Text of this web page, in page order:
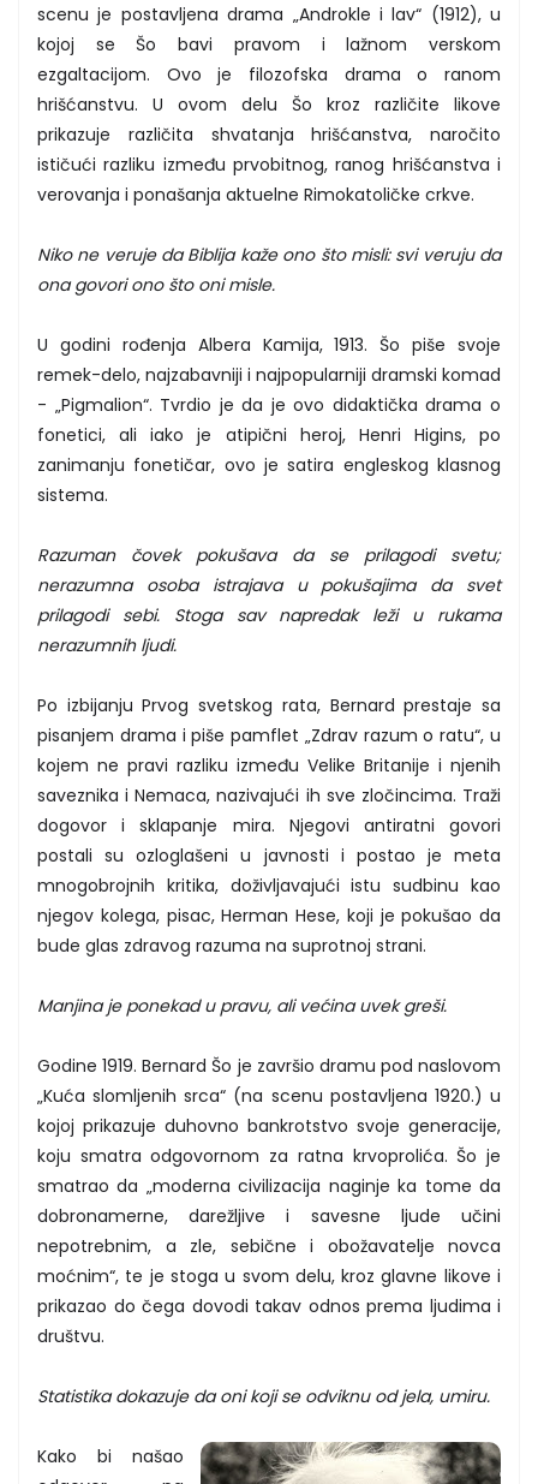
scenu je postavljena drama „Androkle i lav“ (1912), u
kojoj se Šo bavi pravom i lažnom verskom
ezgaltacijom. Ovo je filozofska drama o ranom
hrišćanstvu. U ovom delu Šo kroz različite likove
prikazuje različita shvatanja hrišćanstva, naročito
ističući razliku između prvobitnog, ranog hrišćanstva i
verovanja i ponašanja aktuelne Rimokatoličke crkve.
Niko ne veruje da Biblija kaže ono što misli: svi veruju da
ona govori ono što oni misle.
U godini rođenja Albera Kamija, 1913. Šo piše svoje
remek-delo, najzabavniji i najpopularniji dramski komad
- „Pigmalion“. Tvrdio je da je ovo didaktička drama o
fonetici, ali iako je atipični heroj, Henri Higins, po
zanimanju fonetičar, ovo je satira engleskog klasnog
sistema.
Razuman čovek pokušava da se prilagodi svetu;
nerazumna osoba istrajava u pokušajima da svet
prilagodi sebi. Stoga sav napredak leži u rukama
nerazumnih ljudi.
Po izbijanju Prvog svetskog rata, Bernard prestaje sa
pisanjem drama i piše pamflet „Zdrav razum o ratu“, u
kojem ne pravi razliku između Velike Britanije i njenih
saveznika i Nemaca, nazivajući ih sve zločincima. Traži
dogovor i sklapanje mira. Njegovi antiratni govori
postali su ozloglašeni u javnosti i postao je meta
mnogobrojnih kritika, doživljavajući istu sudbinu kao
njegov kolega, pisac, Herman Hese, koji je pokušao da
bude glas zdravog razuma na suprotnoj strani.
Manjina je ponekad u pravu, ali većina uvek greši.
Godine 1919. Bernard Šo je završio dramu pod naslovom
„Kuća slomljenih srca“ (na scenu postavljena 1920.) u
kojoj prikazuje duhovno bankrotstvo svoje generacije,
koju smatra odgovornom za ratna krvoprolića. Šo je
smatrao da „moderna civilizacija naginje ka tome da
dobronamerne, darežljive i savesne ljude učini
nepotrebnim, a zle, sebične i obožavatelje novca
moćnim“, te je stoga u svom delu, kroz glavne likove i
prikazao do čega dovodi takav odnos prema ljudima i
društvu.
Statistika dokazuje da oni koji se odviknu od jela, umiru.
Kako bi našao